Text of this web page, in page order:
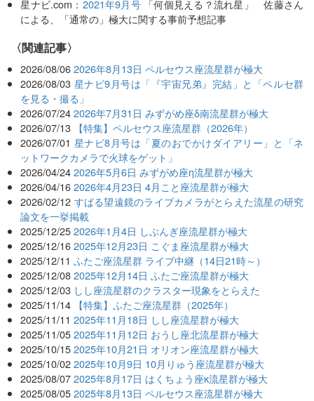
星ナビ.com： 2021年9月号「何個見える？流れ星」 佐藤さん
による、「通常の」極大に関する事前予想記事
関連記事
2026/08/06 2026年8月13日 ペルセウス座流星群が極大
2026/08/03 星ナビ9月号は「『宇宙兄弟』完結」と「ペルセ群
を見る・撮る」
2026/07/24 2026年7月31日 みずがめ座δ南流星群が極大
2026/07/13 【特集】ペルセウス座流星群（2026年）
2026/07/01 星ナビ8月号は「夏のおでかけダイアリー」と「ネ
ットワークカメラで火球をゲット」
2026/04/24 2026年5月6日 みずがめ座η流星群が極大
2026/04/16 2026年4月23日 4月こと座流星群が極大
2026/02/12 すばる望遠鏡のライブカメラがとらえた流星の研究
論文を一挙掲載
2025/12/25 2026年1月4日 しぶんぎ座流星群が極大
2025/12/16 2025年12月23日 こぐま座流星群が極大
2025/12/11 ふたご座流星群 ライブ中継（14日21時～）
2025/12/08 2025年12月14日 ふたご座流星群が極大
2025/12/03 しし座流星群のクラスター現象をとらえた
2025/11/14 【特集】ふたご座流星群（2025年）
2025/11/11 2025年11月18日 しし座流星群が極大
2025/11/05 2025年11月12日 おうし座北流星群が極大
2025/10/15 2025年10月21日 オリオン座流星群が極大
2025/10/02 2025年10月9日 10月りゅう座流星群が極大
2025/08/07 2025年8月17日 はくちょう座κ流星群が極大
2025/08/05 2025年8月13日 ペルセウス座流星群が極大